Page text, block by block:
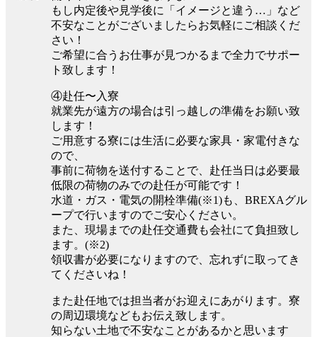
もし内定後や見学後に「イメージと違う…」など
不安なことがございましたらお気軽にご相談くだ
さい！
ご希望に合うお仕事が見つかるまで全力でサポー
ト致します！
④赴任〜入寮
就業先が遠方の場合は引っ越しの準備をお願い致
します！
ご用意する寮には生活に必要な家具・家電付きな
ので、
事前に荷物を送付することで、赴任当日は必要最
低限の荷物のみでの赴任が可能です！
水道・ガス・電気の開栓準備(※1)も、BREXAグル
ープで行いますのでご安心ください。
また、現場までの赴任交通費も会社にて負担致し
ます。(※2)
領収書が必要になりますので、忘れずに取ってき
てくださいね！
また赴任地では担当者がお迎えにあがります。寮
の周辺環境などもお伝え致します。
知らない土地で不安なことがあるかと思います